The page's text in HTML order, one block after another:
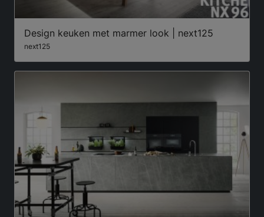
Design keuken met marmer look | next125
next125